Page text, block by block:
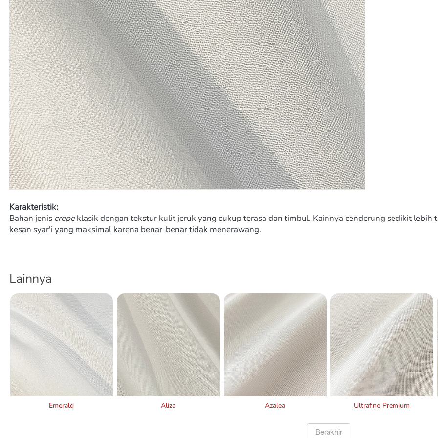
Karakteristik:
Bahan jenis crepe klasik dengan tekstur kulit jeruk yang cukup terasa dan timbul. Kainnya cenderung sedikit lebih
kesan syar'i yang maksimal karena benar-benar tidak menerawang.
Lainnya
Emerald Aliza Azalea Ultrafine Premium
`Berakhir